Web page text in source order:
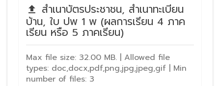
สำเนาบัตรประชาชน, สำเนาทะเบียน
บ้าน, ใบ ปพ 1 พ (ผลการเรียน 4 ภาค
เรียน หรือ 5 ภาคเรียน)
Max file size: 32.00 MB. | Allowed file
types: doc,docx,pdf,png,jpg,jpeg,gif | Min
number of files: 3